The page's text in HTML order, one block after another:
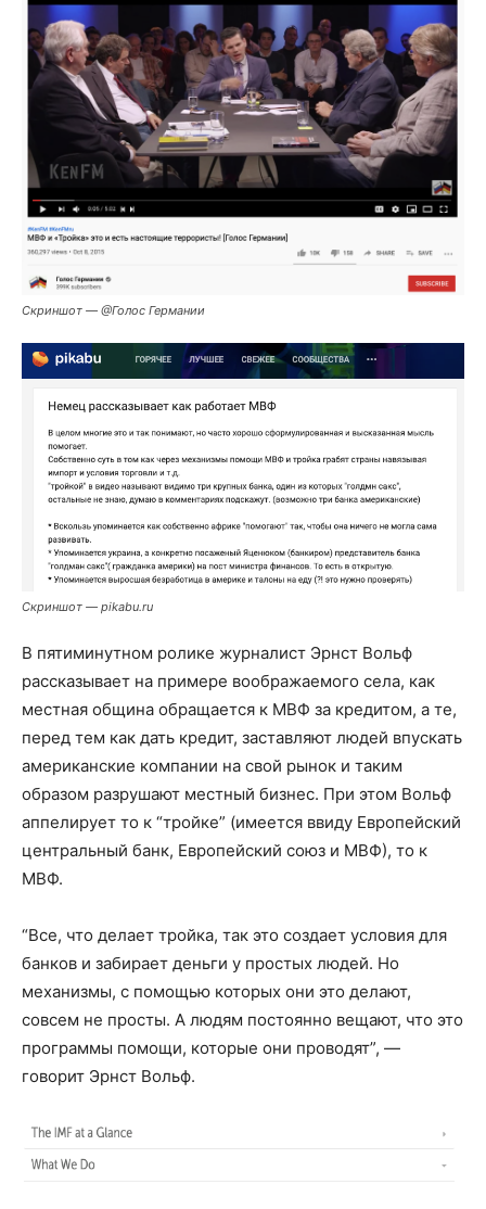
Скриншот — @Голос Германии
Скриншот — pikabu.ru
В пятиминутном ролике журналист Эрнст Вольф
рассказывает на примере воображаемого села, как
местная община обращается к МВФ за кредитом, а те,
перед тем как дать кредит, заставляют людей впускать
американские компании на свой рынок и таким
образом разрушают местный бизнес. При этом Вольф
аппелирует то к “тройке” (имеется ввиду Европейский
центральный банк, Европейский союз и МВФ), то к
МВФ.
“Все, что делает тройка, так это создает условия для
банков и забирает деньги у простых людей. Но
механизмы, с помощью которых они это делают,
совсем не просты. А людям постоянно вещают, что это
программы помощи, которые они проводят”, —
говорит Эрнст Вольф.